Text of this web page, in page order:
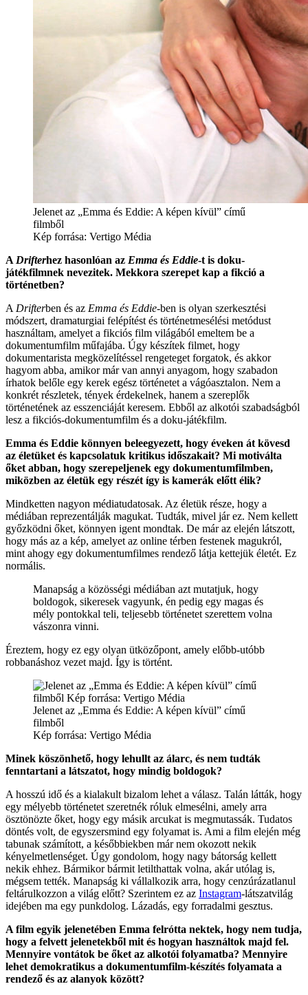
Jelenet az „Emma és Eddie: A képen kívül” című
filmből
Kép forrása: Vertigo Média
A Drifterhez hasonlóan az Emma és Eddie-t is doku-
játékfilmnek nevezitek. Mekkora szerepet kap a fikció a
történetben?
A Drifterben és az Emma és Eddie-ben is olyan szerkesztési
módszert, dramaturgiai felépítést és történetmesélési metódust
használtam, amelyet a fikciós film világából emeltem be a
dokumentumfilm műfajába. Úgy készítek filmet, hogy
dokumentarista megközelítéssel rengeteget forgatok, és akkor
hagyom abba, amikor már van annyi anyagom, hogy szabadon
írhatok belőle egy kerek egész történetet a vágóasztalon. Nem a
konkrét részletek, tények érdekelnek, hanem a szereplők
történetének az esszenciáját keresem. Ebből az alkotói szabadságból
lesz a fikciós-dokumentumfilm és a doku-játékfilm.
Emma és Eddie könnyen beleegyezett, hogy éveken át kövesd
az életüket és kapcsolatuk kritikus időszakait? Mi motiválta
őket abban, hogy szerepeljenek egy dokumentumfilmben,
miközben az életük egy részét így is kamerák előtt élik?
Mindketten nagyon médiatudatosak. Az életük része, hogy a
médiában reprezentálják magukat. Tudták, mivel jár ez. Nem kellett
győzködni őket, könnyen igent mondtak. De már az elején látszott,
hogy más az a kép, amelyet az online térben festenek magukról,
mint ahogy egy dokumentumfilmes rendező látja kettejük életét. Ez
normális.
Manapság a közösségi médiában azt mutatjuk, hogy
boldogok, sikeresek vagyunk, én pedig egy magas és
mély pontokkal teli, teljesebb történetet szerettem volna
vászonra vinni.
Éreztem, hogy ez egy olyan ütközőpont, amely előbb-utóbb
robbanáshoz vezet majd. Így is történt.
Jelenet az „Emma és Eddie: A képen kívül” című
filmből
Kép forrása: Vertigo Média
Minek köszönhető, hogy lehullt az álarc, és nem tudták
fenntartani a látszatot, hogy mindig boldogok?
A hosszú idő és a kialakult bizalom lehet a válasz. Talán látták, hogy
egy mélyebb történetet szeretnék róluk elmesélni, amely arra
ösztönözte őket, hogy egy másik arcukat is megmutassák. Tudatos
döntés volt, de egyszersmind egy folyamat is. Ami a film elején még
tabunak számított, a későbbiekben már nem okozott nekik
kényelmetlenséget. Úgy gondolom, hogy nagy bátorság kellett
nekik ehhez. Bármikor bármit letilthattak volna, akár utólag is,
mégsem tették. Manapság ki vállalkozik arra, hogy cenzúrázatlanul
feltárulkozzon a világ előtt? Szerintem ez az Instagram-látszatvilág
idejében ma egy punkdolog. Lázadás, egy forradalmi gesztus.
A film egyik jelenetében Emma felrótta nektek, hogy nem tudja,
hogy a felvett jelenetekből mit és hogyan használtok majd fel.
Mennyire vontátok be őket az alkotói folyamatba? Mennyire
lehet demokratikus a dokumentumfilm-készítés folyamata a
rendező és az alanyok között?